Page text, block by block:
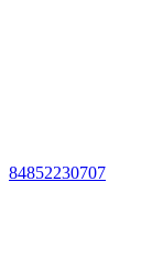
84852230707